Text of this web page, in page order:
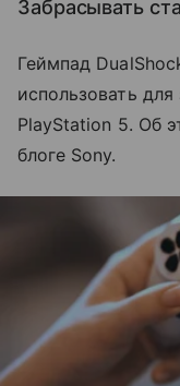
Забрасывать
Геймпад
использовать
PlayStation 5. Об
блоге Sony.